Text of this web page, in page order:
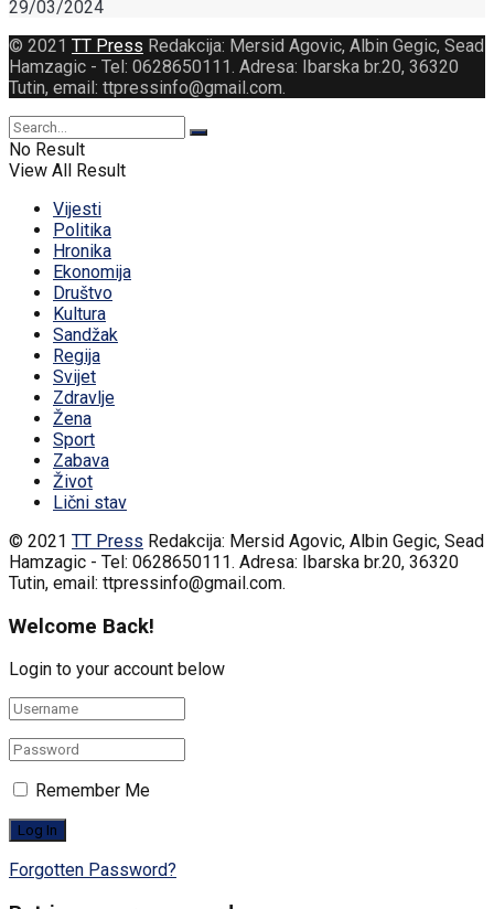
29/03/2024
© 2021 TT Press Redakcija: Mersid Agovic, Albin Gegic, Sead
Hamzagic - Tel: 0628650111. Adresa: Ibarska br.20, 36320
Tutin, email: ttpressinfo@gmail.com.
No Result
View All Result
Vijesti
Politika
Hronika
Ekonomija
Društvo
Kultura
Sandžak
Regija
Svijet
Zdravlje
Žena
Sport
Zabava
Život
Lični stav
© 2021 TT Press Redakcija: Mersid Agovic, Albin Gegic, Sead
Hamzagic - Tel: 0628650111. Adresa: Ibarska br.20, 36320
Tutin, email: ttpressinfo@gmail.com.
Welcome Back!
Login to your account below
Remember Me
Forgotten Password?